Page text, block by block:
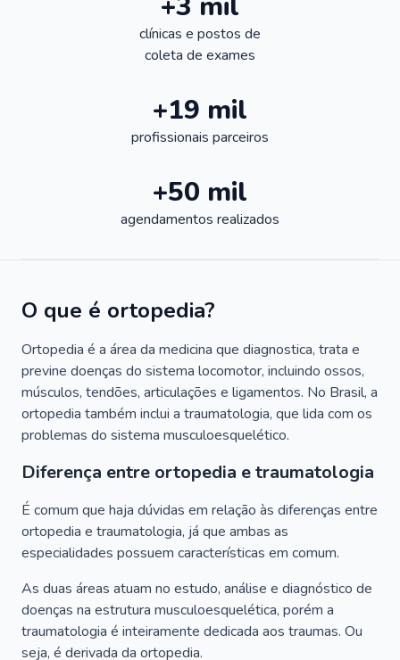
clínicas e postos de
coleta de exames
+19 mil
profissionais parceiros
+50 mil
agendamentos realizados
O que é ortopedia?
Ortopedia é a área da medicina que diagnostica, trata e
previne doenças do sistema locomotor, incluindo ossos,
músculos, tendões, articulações e ligamentos. No Brasil, a
ortopedia também inclui a traumatologia, que lida com os
problemas do sistema musculoesquelético.
Diferença entre ortopedia e traumatologia
É comum que haja dúvidas em relação às diferenças entre
ortopedia e traumatologia, já que ambas as
especialidades possuem características em comum.
As duas áreas atuam no estudo, análise e diagnóstico de
doenças na estrutura musculoesquelética, porém a
traumatologia é inteiramente dedicada aos traumas. Ou
seja, é derivada da ortopedia.